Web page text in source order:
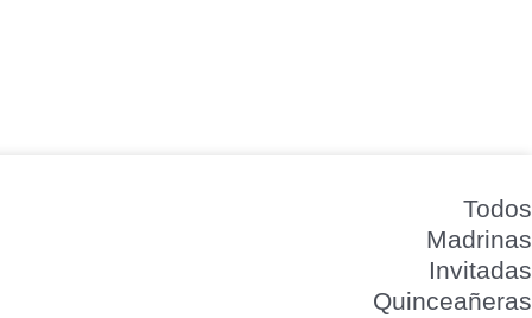
Todos
Madrinas
Invitadas
Quinceañeras